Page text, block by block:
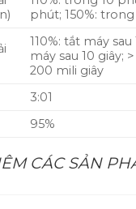
phút; 150%:
110%: tắt máy
máy sau 10 giây;
200 mili giây
3:01
95%
CÁC SẢN